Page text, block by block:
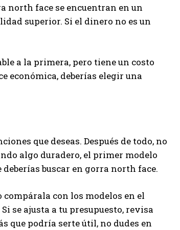
north face se encuentran en un
superior. Si el dinero no es un
a la primera, pero tiene un costo
económica, deberías elegir una
que deseas. Después de todo, no
algo duradero, el primer modelo
buscar en gorra north face.
con los modelos en el
se ajusta a tu presupuesto, revisa
que podría serte útil, no dudes en